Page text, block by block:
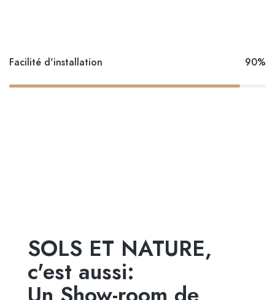
Facilité d'installation 90%
SOLS ET NATURE,
c'est aussi: